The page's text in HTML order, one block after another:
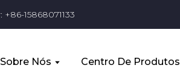
+86-15868071133
Sobre Nós Centro De Produtos